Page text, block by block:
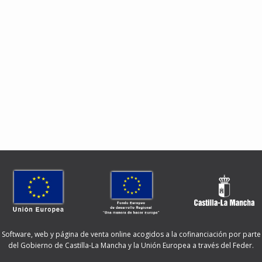
Software, web y página de venta online acogidos a la cofinanciación por parte
del Gobierno de Castilla-La Mancha y la Unión Europea a través del Feder.